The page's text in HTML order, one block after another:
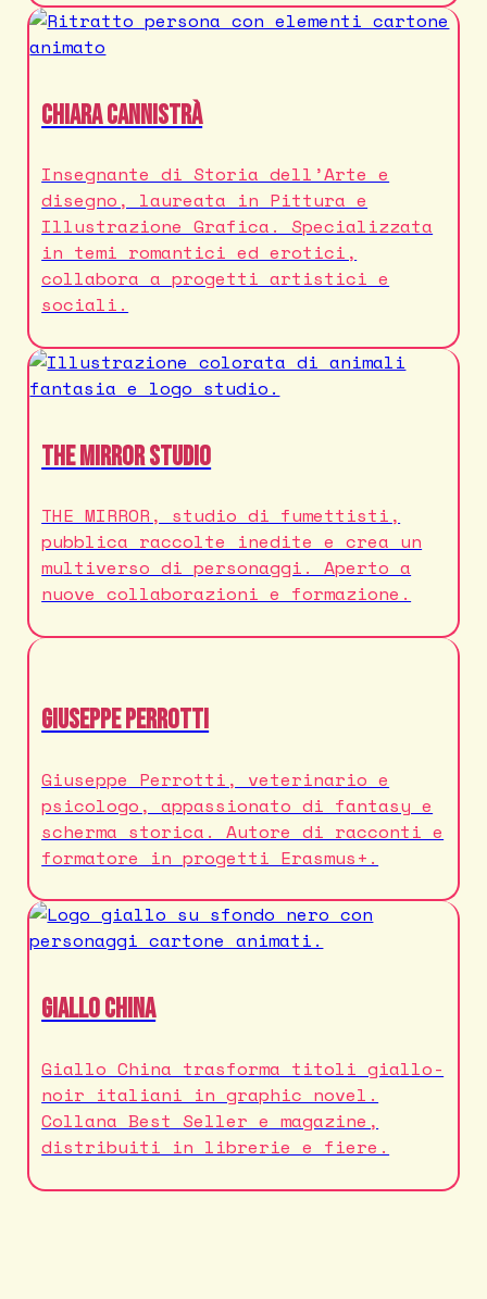
Chiara Cannistrà
Insegnante di Storia dell’Arte e
disegno, laureata in Pittura e
Illustrazione Grafica. Specializzata
in temi romantici ed erotici,
collabora a progetti artistici e
sociali.
THE MIRROR STUDIO
THE MIRROR, studio di fumettisti,
pubblica raccolte inedite e crea un
multiverso di personaggi. Aperto a
nuove collaborazioni e formazione.
Giuseppe Perrotti
Giuseppe Perrotti, veterinario e
psicologo, appassionato di fantasy e
scherma storica. Autore di racconti e
formatore in progetti Erasmus+.
Giallo China
Giallo China trasforma titoli giallo-
noir italiani in graphic novel.
Collana Best Seller e magazine,
distribuiti in librerie e fiere.